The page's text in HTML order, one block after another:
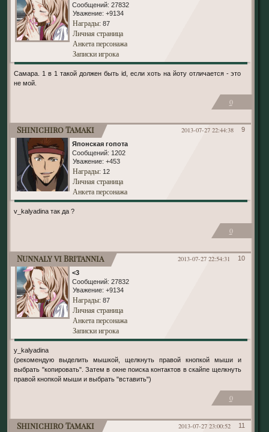
Сообщений: 27832
Уважение: +9134
Награды: 87
Личная страница
Анкета персонажа
Записки игрока
Самара. 1 в 1 такой должен быть id, если хоть на йоту отличается - это
не мой.
0
9
2013-07-27 22:44:38
Shinichiro Tamaki
Японская гопота
Сообщений: 1202
Уважение: +453
Награды: 12
Личная страница
Анкета персонажа
v_kalyadina так да ?
0
10
2013-07-27 22:54:31
Nunnaly vi Britannia
<3
Сообщений: 27832
Уважение: +9134
Награды: 87
Личная страница
Анкета персонажа
Записки игрока
y_kalyadina
(рекомендую выделить мышкой, щелкнуть правой кнопкой мыши и
выбрать "копировать". Затем в окне поиска контактов в скайпе щелкнуть
правой кнопкой мыши и выбрать "вставить")
0
11
2013-07-27 23:00:52
Shinichiro Tamaki